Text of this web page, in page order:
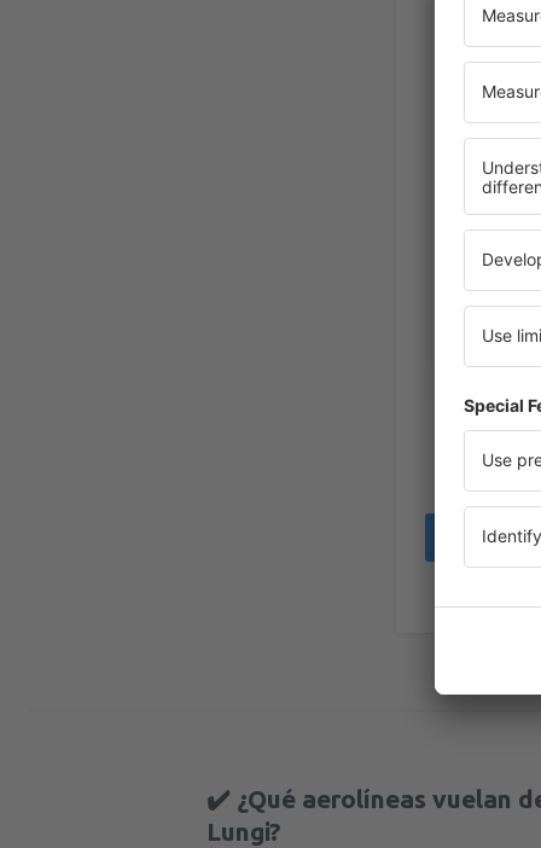
Erika
Slovakia,
Febrero 2020
✔️ ¿Qué aerolíneas vuelan
Lungi?